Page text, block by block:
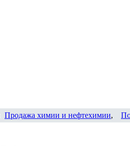
Продажа химии и нефтехимии,